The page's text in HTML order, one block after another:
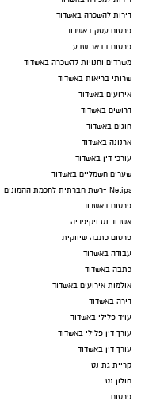
דירות להשכרה באשדוד
פרסום עסק באשדוד
פרסום בבאר שבע
משרדים וחנויות להשכרה באשדוד
שרותי בריאות באשדוד
אירועים באשדוד
דרושים באשדוד
חוגים באשדוד
ארנונה באשדוד
עורכי דין באשדוד
שערים חשמליים באשדוד
Netips -רשת חברתית לחכמת ההמונים
פרסום באשדוד
אשדוד נט ויקיפדיה
פרסום כתבה שיווקית
עבודה באשדוד
כתבה באשדוד
אולמות אירועים באשדוד
דירה באשדוד
עו"ד פלילי באשדוד
עורך דין פלילי באשדוד
עורך דין באשדוד
קריית גת נט
חולון נט
פרסום